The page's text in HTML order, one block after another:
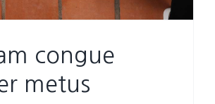
congue
metus